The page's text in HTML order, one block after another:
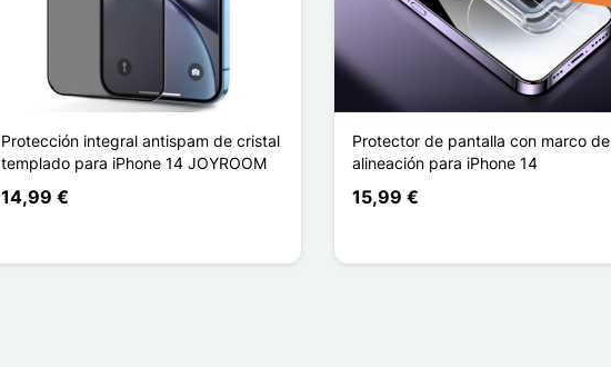
Protección integral antispam de cristal
templado para iPhone 14 JOYROOM
14,99 €
Protector de pantalla con marco de
alineación para iPhone 14
15,99 €